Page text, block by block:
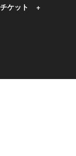
チケット